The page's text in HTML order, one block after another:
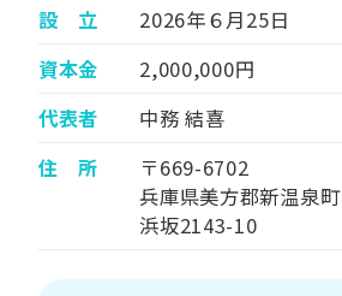
設 立
2026年６月25日
資本金
2,000,000円
代表者
中務 結喜
住 所
〒669-6702
兵庫県美方郡新温泉町
浜坂2143-10